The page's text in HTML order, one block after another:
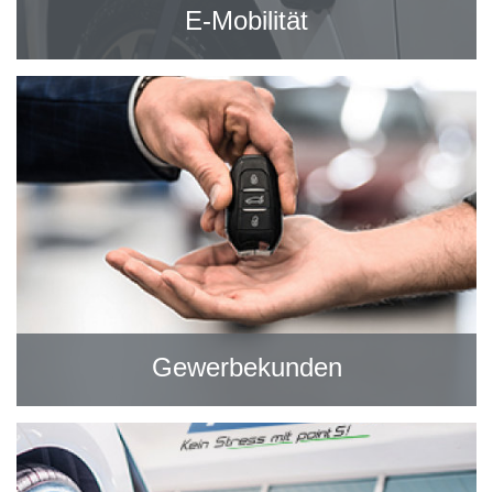
E-Mobilität
Gewerbekunden